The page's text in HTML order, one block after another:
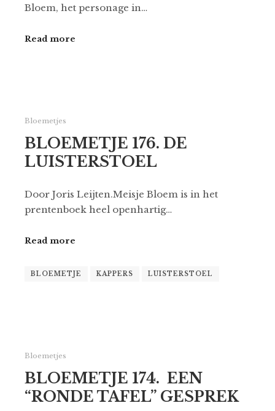
Bloem, het personage in…
Read more
Bloemetjes
BLOEMETJE 176. DE
LUISTERSTOEL
Door Joris Leijten.Meisje Bloem is in het
prentenboek heel openhartig…
Read more
BLOEMETJE KAPPERS LUISTERSTOEL
Bloemetjes
BLOEMETJE 174. EEN
“RONDE TAFEL” GESPREK